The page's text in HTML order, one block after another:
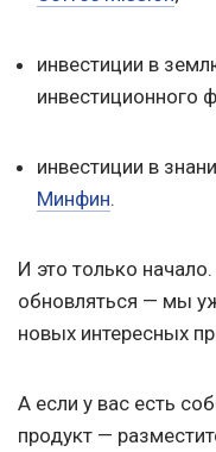
инвестиции в
инвестиционного
инвестиции в
Минфин.
И это только
обновляться — мы
новых интересных
А если у вас есть
продукт —